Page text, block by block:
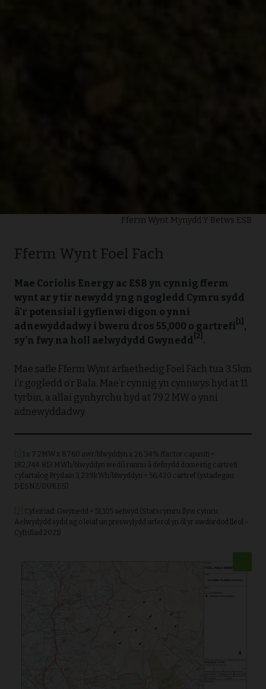
Fferm Wynt Mynydd Y Betws ESB
Fferm Wynt Foel Fach
Mae Coriolis Energy ac ESB yn cynnig fferm
wynt ar y tir newydd yng ngogledd Cymru sydd
â’r potensial i gyflenwi digon o ynni
adnewyddadwy i bweru dros 55,000 o gartrefi [1] ,
sy’n fwy na holl aelwydydd Gwynedd [2] .
Mae safle Fferm Wynt arfaethedig Foel Fach tua 3.5km
i’r gogledd o’r Bala. Mae’r cynnig yn cynnwys hyd at 11
tyrbin, a allai gynhyrchu hyd at 79.2 MW o ynni
adnewyddadwy.
1 x 7.2MW x 8760 awr/blwyddyn x 26.34% ffactor capasiti =
182,744.813 MWh/blwyddyn wedi’i rannu â defnydd domestig cartrefi
cyfartalog Prydain 3,239kWh/blwyddyn = 56,420 cartref (ystadegau
DESNZ/DUKES)
[2] Cyfeiriad: Gwynedd = 51,105 aelwyd (Statscymru.llyw.cymru:
Aelwydydd sydd ag o leiaf un preswylydd arferol yn ôl yr awdurdod lleol –
Cyfrifiad 2021)